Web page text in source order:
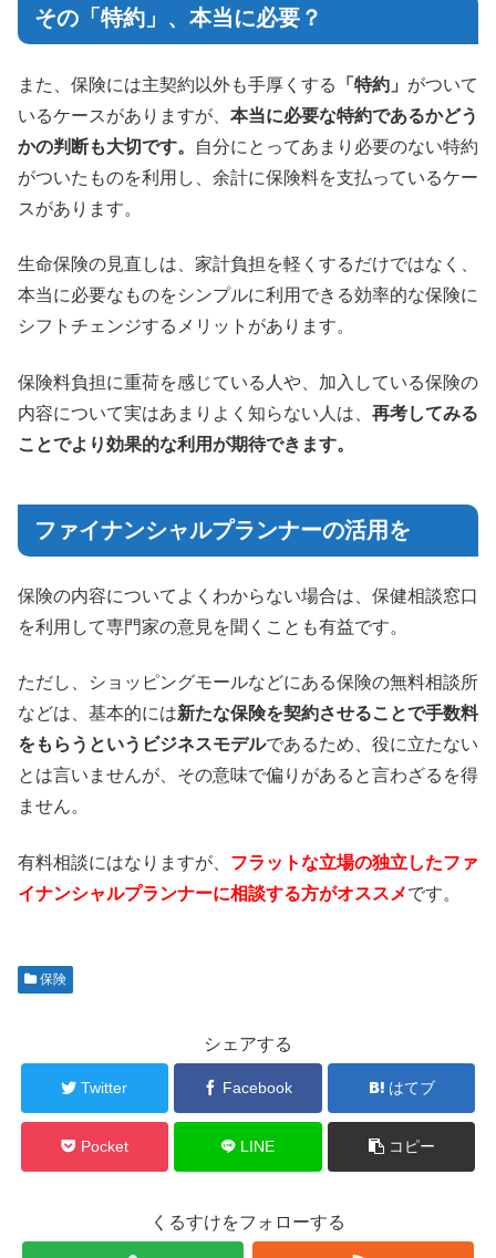
その「特約」、本当に必要？
また、保険には主契約以外も手厚くする 「特約」 がついて
いるケースがありますが、 本当に必要な特約であるかどう
かの判断も大切です。
自分にとってあまり必要のない特約
がついたものを利用し、余計に保険料を支払っているケー
スがあります。
生命保険の見直しは、家計負担を軽くするだけではなく、
本当に必要なものをシンプルに利用できる効率的な保険に
シフトチェンジするメリットがあります。
保険料負担に重荷を感じている人や、加入している保険の
内容について実はあまりよく知らない人は、 再考してみる
ことでより効果的な利用が期待できます。
ファイナンシャルプランナーの活用を
保険の内容についてよくわからない場合は、保健相談窓口
を利用して専門家の意見を聞くことも有益です。
ただし、ショッピングモールなどにある保険の無料相談所
などは、基本的には新たな保険を契約させることで手数料
をもらうというビジネスモデルであるため、役に立たない
とは言いませんが、その意味で偏りがあると言わざるを得
ません。
有料相談にはなりますが、 フラットな立場の独立したファ
イナンシャルプランナーに相談する方がオススメです。
保険
シェアする
Twitter Facebook はてブ
Pocket LINE コピー
くるすけをフォローする